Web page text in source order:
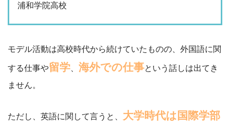
浦和学院高校
モデル活動は高校時代から続けていたものの、外国語に関
する仕事や留学 海外での仕事という話しは出てき
ません。
ただし、英語に関して言うと、 大学時代は国際学部